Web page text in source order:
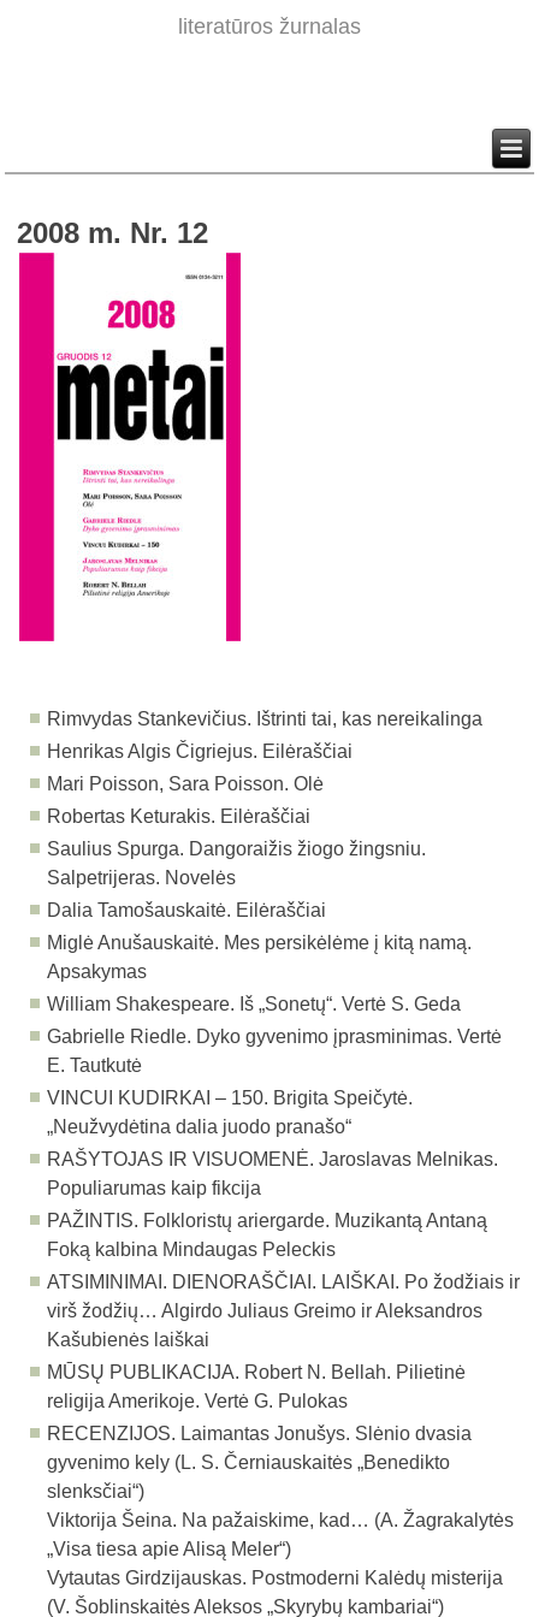
literatūros žurnalas
2008 m. Nr. 12
Rimvydas Stankevičius. Ištrinti tai, kas nereikalinga
Henrikas Algis Čigriejus. Eilėraščiai
Mari Poisson, Sara Poisson. Olė
Robertas Keturakis. Eilėraščiai
Saulius Spurga. Dangoraižis žiogo žingsniu.
Salpetrijeras. Novelės
Dalia Tamošauskaitė. Eilėraščiai
Miglė Anušauskaitė. Mes persikėlėme į kitą namą.
Apsakymas
William Shakespeare. Iš „Sonetų“. Vertė S. Geda
Gabrielle Riedle. Dyko gyvenimo įprasminimas. Vertė
E. Tautkutė
VINCUI KUDIRKAI – 150. Brigita Speičytė.
„Neužvydėtina dalia juodo pranašo“
RAŠYTOJAS IR VISUOMENĖ.Jaroslavas Melnikas.
Populiarumas kaip fikcija
PAŽINTIS. Folkloristų ariergarde. Muzikantą Antaną
Foką kalbina Mindaugas Peleckis
ATSIMINIMAI. DIENORAŠČIAI. LAIŠKAI. Po žodžiais ir
virš žodžių… Algirdo Juliaus Greimo ir Aleksandros
Kašubienės laiškai
MŪSŲ PUBLIKACIJA. Robert N. Bellah. Pilietinė
religija Amerikoje. Vertė G. Pulokas
RECENZIJOS. Laimantas Jonušys. Slėnio dvasia
gyvenimo kely (L. S. Černiauskaitės „Benedikto
slenksčiai“)
Viktorija Šeina. Na pažaiskime, kad… (A. Žagrakalytės
„Visa tiesa apie Alisą Meler“)
Vytautas Girdzijauskas. Postmoderni Kalėdų misterija
(V. Šoblinskaitės Aleksos „Skyrybų kambariai“)